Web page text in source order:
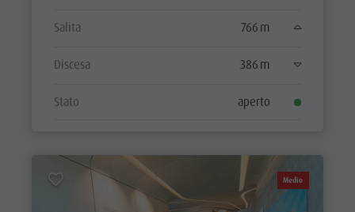
Salita 766 m
Discesa 386 m
Stato aperto
Medio